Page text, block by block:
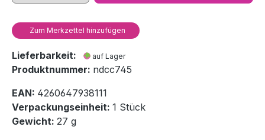
Zum Merkzettel hinzufügen
Lieferbarkeit: auf Lager
Produktnummer: ndcc745
EAN: 4260647938111
Verpackungseinheit: 1 Stück
Gewicht: 27 g